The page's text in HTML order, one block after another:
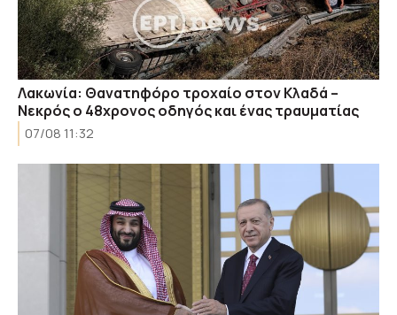
Λακωνία: Θανατηφόρο τροχαίο στον Κλαδά –
Νεκρός ο 48χρονος οδηγός και ένας τραυματίας
07/08 11:32